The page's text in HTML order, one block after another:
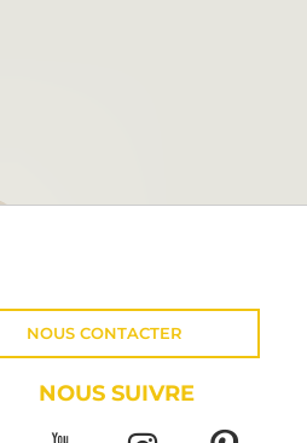
NOUS CONTACTER
NOUS SUIVRE